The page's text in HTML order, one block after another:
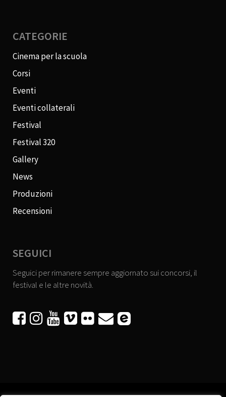
CATEGORIE
Cinema per la scuola
Corsi
Eventi
Eventi collaterali
Festival
Festival 320
Gallery
News
Produzioni
Recensioni
SEGUICI
Seguici per rimanere sempre aggiornato sui concorsi, il
festival e le altre novità.
     